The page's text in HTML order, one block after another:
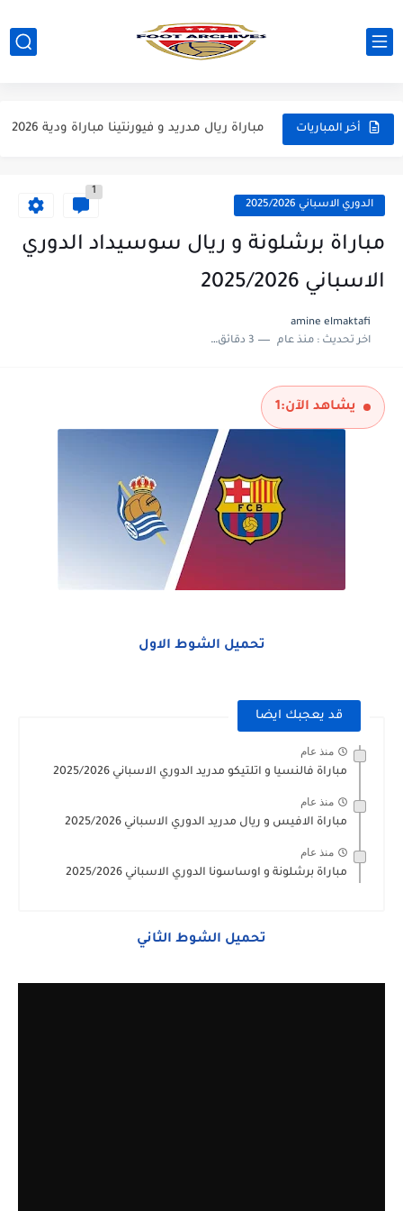
أخر المباريات
مباراة مانشستر يونايتد و اتلتيكو مدريد مباراة ودية 2026
مباراة ريال مدريد و فيورنتينا مباراة ودية 2026
مباراة برشلونة و بيرمنغهام مباراة ودية 2026
مباراة سيلتيك و ميلان مباراة ودية 2026
الدوري الاسباني 2025/2026
1
مباراة برشلونة و ريال سوسيداد الدوري
الاسباني 2025/2026
amine elmaktafi
اخر تحديث :منذ عام 3 دقائق للقراءة
يشاهد الآن:1
تحميل الشوط الاول
قد يعجبك ايضا
منذ عام
مباراة فالنسيا و اتلتيكو مدريد الدوري الاسباني 2025/2026
منذ عام
مباراة الافيس و ريال مدريد الدوري الاسباني 2025/2026
منذ عام
مباراة برشلونة و اوساسونا الدوري الاسباني 2025/2026
تحميل الشوط الثاني